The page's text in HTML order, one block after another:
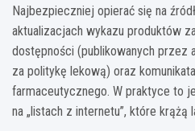
Najbezpieczniej opierać się na
aktualizacjach wykazu produktów
dostępności (publikowanych przez
za politykę lekową) oraz
farmaceutycznego. W praktyce to
na „listach z internetu”, które krążą